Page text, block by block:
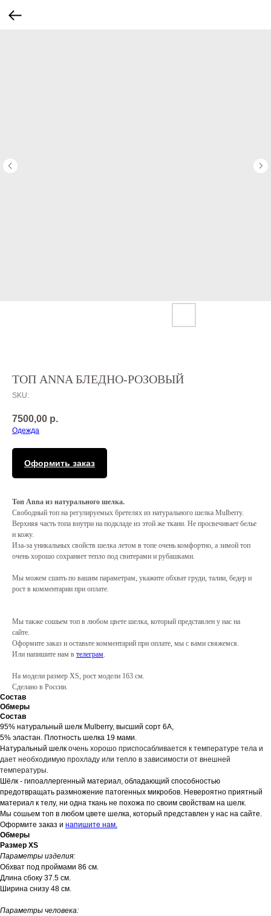
ТОП ANNA БЛЕДНО-РОЗОВЫЙ
SKU:
7500,00 р.
Одежда
Оформить заказ
Топ Anna из натурального шелка.
Свободный топ на регулируемых бретелях из натурального шелка Mulberry.
Верхняя часть топа внутри на подкладе из этой же ткани. Не просвечивает белье
и кожу.
Иза-за уникальных свойств шелка летом в топе очень комфортно, а зимой топ
очень хорошо сохраняет тепло под свитерами и рубашками.
Мы можем сшить по вашим параметрам, укажите обхват груди, талии, бедер и
рост в комментарии при оплате.
Мы также сошьем топ в любом цвете шелка, который представлен у нас на
сайте.
Оформите заказ и оставьте комментарий при оплате, мы с вами свяжемся.
Или напишите нам в телеграм.
На модели размер XS, рост модели 163 см.
Сделано в России.
Состав
Обмеры
Состав
95% натуральный шелк Mulberry, высший сорт 6А,
5% эластан. Плотность шелка 19 мами.
Натуральный шелк очень хорошо приспосабливается к температуре тела и
дает необходимую прохладу или тепло в зависимости от внешней
температуры.
Шёлк - гипоаллергенный материал, обладающий способностью
предотвращать размножение патогенных микробов. Невероятно приятный
материал к телу, ни одна ткань не похожа по своим свойствам на шелк.
Мы сошьем топ в любом цвете шелка, который представлен у нас на сайте.
Оформите заказ и напишите нам.
Обмеры
Размер XS
Параметры изделия:
Обхват под проймами 86 см.
Длина сбоку 37.5 см.
Ширина снизу 48 см.
Параметры человека: